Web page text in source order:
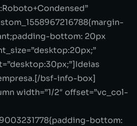
bottom: 20px
bsf-info-box]
width=”1/2″ offset=”vc_col-
bottom: